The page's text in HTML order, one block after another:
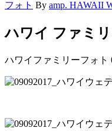
フォト By amp. HAWAII
ハワイ ファミリ
ハワイファミリーフォト